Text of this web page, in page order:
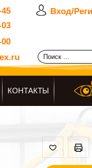
Вход/
КОНТАКТЫ